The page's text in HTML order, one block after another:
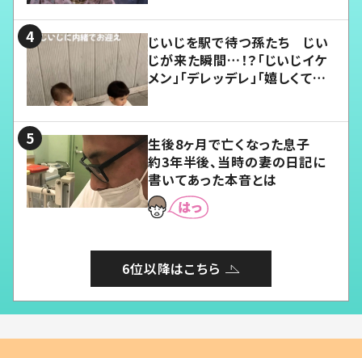
じいじを駅で待つ孫たち じい
じが来た瞬間…！？「じいじイケ
メン」「デレッデレ」「嬉しくて可
生後8ヶ月で亡くなった息子
約3年半後、当時の妻の日記に
書いてあった本音とは
6位以降はこちら